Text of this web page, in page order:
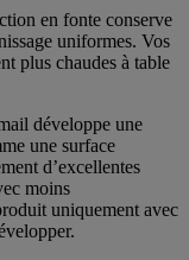
en fonte conserve
uniformes. Vos
plus chaudes à table
développe une
une surface
d’excellentes
moins
uniquement avec